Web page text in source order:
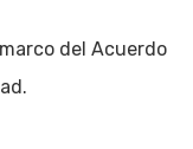
del Acuerdo